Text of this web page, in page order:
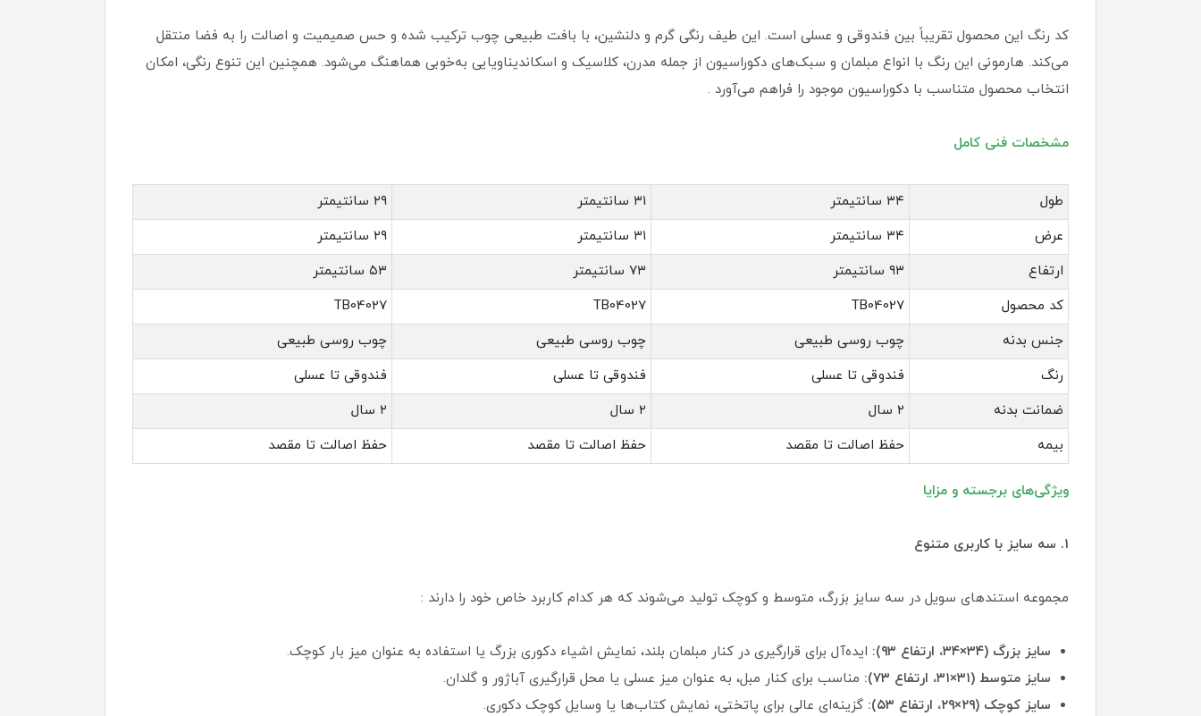
کد رنگ این محصول تقریباً بین فندوقی و عسلی است. این طیف رنگی گرم و دلنشین، با بافت طبیعی چوب ترکیب شده و حس صمیمیت و اصالت را به فضا منتقل
می‌کند. هارمونی این رنگ با انواع مبلمان و سبک‌های دکوراسیون از جمله مدرن، کلاسیک و اسکاندیناویایی به‌خوبی هماهنگ می‌شود. همچنین این تنوع رنگی، امکان
انتخاب محصول متناسب با دکوراسیون موجود را فراهم می‌آورد .
مشخصات فنی کامل
طول ۳۴ سانتیمتر ۳۱ سانتیمتر
۲۹ سانتیمتر
عرض
۳۴ سانتیمتر ۳۱ سانتیمتر
۲۹ سانتیمتر
ارتفاع
۹۳ سانتیمتر ۷۳ سانتیمتر
۵۳ سانتیمتر
کد محصول
TB04027
TB04027
TB04027
جنس بدنه
چوب روسی طبیعی چوب روسی طبیعی
چوب روسی طبیعی
رنگ
فندوقی تا عسلی فندوقی تا عسلی
فندوقی تا عسلی
ضمانت بدنه
۲ سال ۲ سال
۲ سال
بیمه
حفظ اصالت تا مقصد حفظ اصالت تا مقصد حفظ اصالت تا مقصد
ویژگی‌های برجسته و مزایا
۱. سه سایز با کاربری متنوع
مجموعه استندهای سویل در سه سایز بزرگ، متوسط و کوچک تولید می‌شوند که هر کدام کاربرد خاص خود را دارند :
سایز بزرگ (۳۴×۳۴، ارتفاع ۹۳):
ایده‌آل برای قرارگیری در کنار مبلمان بلند، نمایش اشیاء دکوری بزرگ یا استفاده به عنوان میز بار کوچک.
سایز متوسط (۳۱×۳۱، ارتفاع ۷۳):
مناسب برای کنار مبل، به عنوان میز عسلی یا محل قرارگیری آباژور و گلدان.
سایز کوچک (۲۹×۲۹، ارتفاع ۵۳):
گزینه‌ای عالی برای پاتختی، نمایش کتاب‌ها یا وسایل کوچک دکوری.